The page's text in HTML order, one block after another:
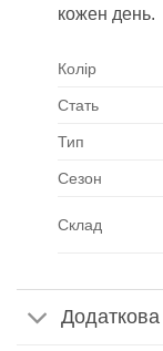
кожен день.
Колір
Стать
Тип
Сезон
Склад